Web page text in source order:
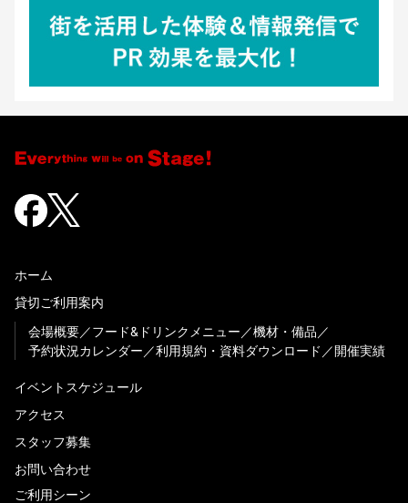
ホーム
貸切ご利用案内
会場概要
フード&ドリンクメニュー
機材・備品
予約状況カレンダー
利用規約・資料ダウンロード 開催実績
イベントスケジュール
アクセス
スタッフ募集
お問い合わせ
ご利用シーン